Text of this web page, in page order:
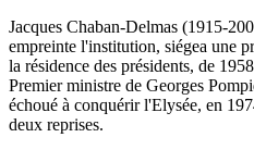
Jacques Chaban-Delmas (1915-
empreinte l'institution, siégea une
la résidence des présidents, de
Premier ministre de Georges
échoué à conquérir l'Elysée, en
deux reprises.